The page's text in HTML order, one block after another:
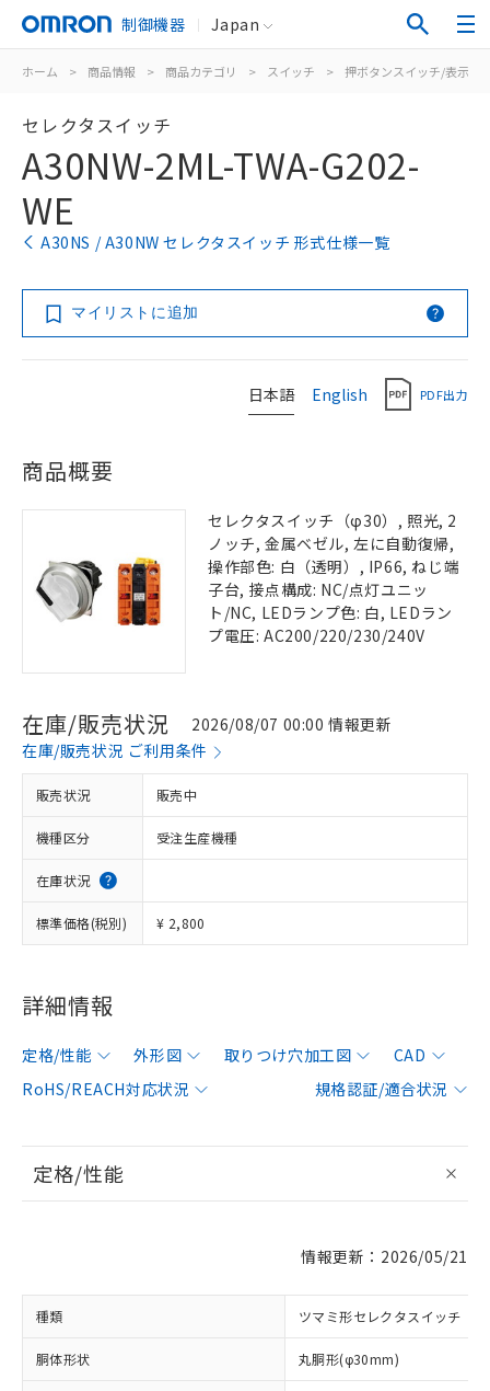
制御機器 Japan
ホーム > 商品情報 > 商品カテゴリ > スイッチ > 押ボタンスイッチ/表示灯
セレクタスイッチ
A30NW-2ML-TWA-G202-
WE
A30NS / A30NW セレクタスイッチ 形式仕様一覧
マイリストに追加
日本語 English PDF出力
商品概要
セレクタスイッチ（φ30）, 照光, 2
ノッチ, 金属ベゼル, 左に自動復帰,
操作部色: 白（透明）, IP66, ねじ端
子台, 接点構成: NC/点灯ユニッ
ト/NC, LEDランプ色: 白, LEDラン
プ電圧: AC200/220/230/240V
在庫/販売状況
2026/08/07 00:00 情報更新
在庫/販売状況 ご利用条件
販売状況 販売中
機種区分 受注生産機種
在庫状況
標準価格(税別) ¥ 2,800
詳細情報
定格/性能 外形図 取りつけ穴加工図
CAD
RoHS/REACH対応状況
規格認証/適合状況
定格/性能
情報更新：2026/05/21
種類 ツマミ形セレクタスイッチ
胴体形状 丸胴形(φ30mm)